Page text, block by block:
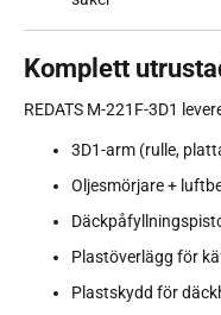
Komplett
REDATS M-221F-3D1
3D1-arm (rulle,
Oljesmörjare +
Plastöverlägg för
Plastskydd för